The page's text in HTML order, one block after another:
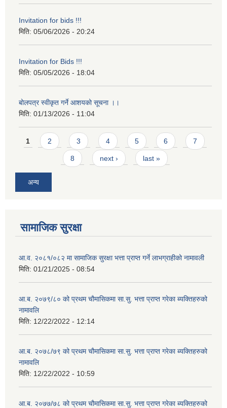
Invitation for bids !!!
मिति: 05/06/2026 - 20:24
Invitation for Bids !!!
मिति: 05/05/2026 - 18:04
बोलपत्र स्वीकृत गर्ने आशयको सूचना ।।
मिति: 01/13/2026 - 11:04
Pages
1 2 3 4 5 6 7
8 next › last »
अन्य
सामाजिक सुरक्षा
आ.व. २०८१/०८२ मा सामाजिक सुरक्षा भत्ता प्राप्त गर्ने लाभग्राहीको नामावली
मिति: 01/21/2025 - 08:54
आ.ब. २०७९/८० को प्रथम चौमासिकमा सा.सु. भत्ता प्राप्त गरेका ब्यक्तिहरुको
नामावलि
मिति: 12/22/2022 - 12:14
आ.ब. २०७८/७९ को प्रथम चौमासिकमा सा.सु. भत्ता प्राप्त गरेका ब्यक्तिहरुको
नामावलि
मिति: 12/22/2022 - 10:59
आ.ब. २०७७/७८ को प्रथम चौमासिकमा सा.सु. भत्ता प्राप्त गरेका ब्यक्तिहरुको